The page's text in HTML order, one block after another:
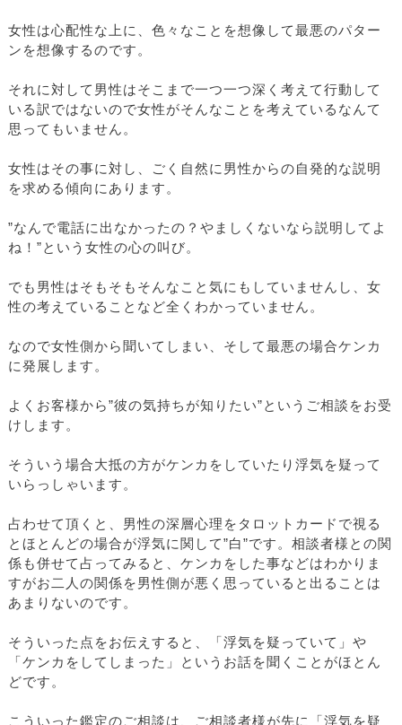
女性は心配性な上に、色々なことを想像して最悪のパター
ンを想像するのです。
それに対して男性はそこまで一つ一つ深く考えて行動して
いる訳ではないので女性がそんなことを考えているなんて
思ってもいません。
女性はその事に対し、ごく自然に男性からの自発的な説明
を求める傾向にあります。
”なんで電話に出なかったの？やましくないなら説明してよ
ね！”という女性の心の叫び。
でも男性はそもそもそんなこと気にもしていませんし、女
性の考えていることなど全くわかっていません。
なので女性側から聞いてしまい、そして最悪の場合ケンカ
に発展します。
よくお客様から”彼の気持ちが知りたい”というご相談をお受
けします。
そういう場合大抵の方がケンカをしていたり浮気を疑って
いらっしゃいます。
占わせて頂くと、男性の深層心理をタロットカードで視る
とほとんどの場合が浮気に関して”白”です。相談者様との関
係も併せて占ってみると、ケンカをした事などはわかりま
すがお二人の関係を男性側が悪く思っていると出ることは
あまりないのです。
そういった点をお伝えすると、「浮気を疑っていて」や
「ケンカをしてしまった」というお話を聞くことがほとん
どです。
こういった鑑定のご相談は、ご相談者様が先に「浮気を疑